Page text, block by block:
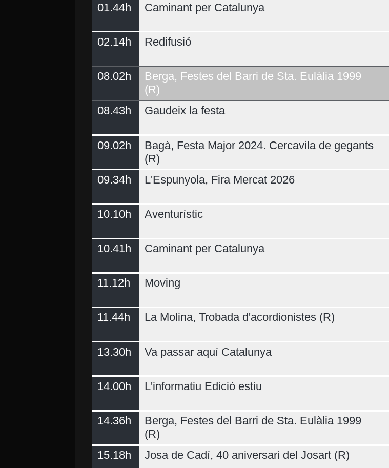
Demà
01.44h Caminant per Catalunya
02.14h Redifusió
08.02h
Berga, Festes del Barri de Sta. Eulàlia 1999
(R)
08.43h Gaudeix la festa
09.02h
Bagà, Festa Major 2024. Cercavila de gegants
(R)
09.34h L'Espunyola, Fira Mercat 2026
10.10h Aventurístic
10.41h Caminant per Catalunya
11.12h Moving
11.44h La Molina, Trobada d'acordionistes (R)
13.30h Va passar aquí Catalunya
14.00h L'informatiu Edició estiu
14.36h
Berga, Festes del Barri de Sta. Eulàlia 1999
(R)
15.18h Josa de Cadí, 40 aniversari del Josart (R)